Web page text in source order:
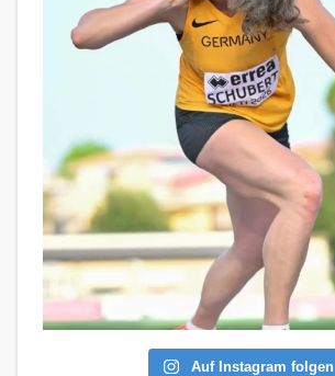
Auf Instagram folgen